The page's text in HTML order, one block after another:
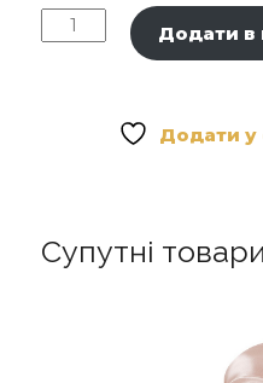
Hurricane
Premium
Аромасаше
Додати в
Додати у
Супутні товари